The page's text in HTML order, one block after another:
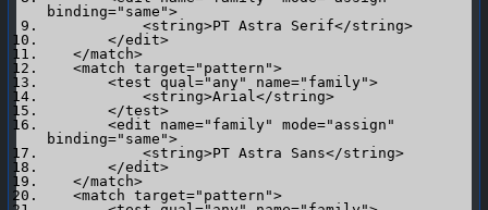
binding="same">
<string>PT Astra Serif</string>
</edit>
</match>
<match target="pattern">
<test qual="any" name="family">
<string>Arial</string>
</test>
<edit name="family" mode="assign"
binding="same">
<string>PT Astra Sans</string>
</edit>
</match>
<match target="pattern">